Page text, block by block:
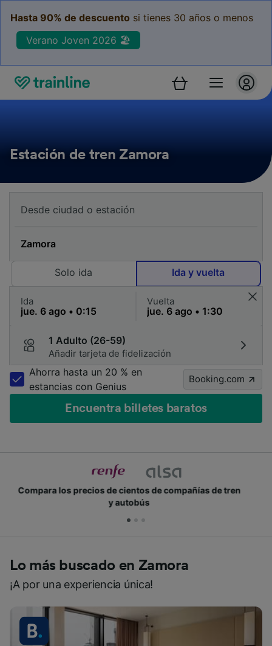
Hasta 90% de descuento si tienes 30 años o menos
Verano Joven 2026 🏖️
Estación de tren Zamora
Solo ida Ida y vuelta
Ida Vuelta
1 Adulto (26-59)
Añadir tarjeta de fidelización
Ahorra hasta un 20 % en
estancias con Genius
Booking.com
Encuentra billetes baratos
Únete a los millones de personas que usan Trainline
cada día
Lo más buscado en Zamora
¡A por una experiencia única!